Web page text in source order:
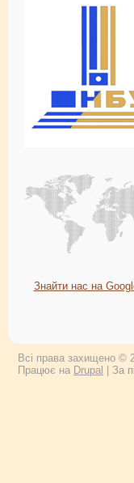
Знайти нас на
Всі права захищено ©
Працює на Drupal | За